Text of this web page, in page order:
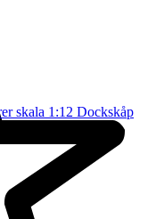
skala 1:12 Dockskåp